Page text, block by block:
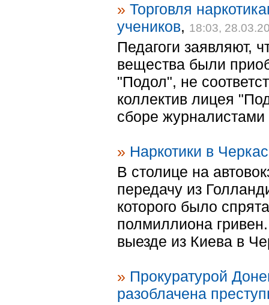
» Торговля
учеников, 18:03,
Педагоги заявляют,
вещества были
"Подол", не
коллектив лицея
сборе
» Наркотики в
В столице на
передачу из
которого было
полмиллиона
выезде из Киева в
» Прокуратурой
разоблачена